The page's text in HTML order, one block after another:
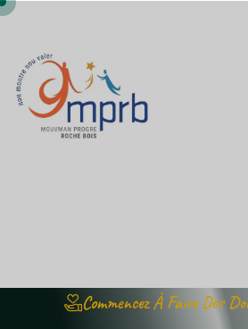
Commencez À Faire Des